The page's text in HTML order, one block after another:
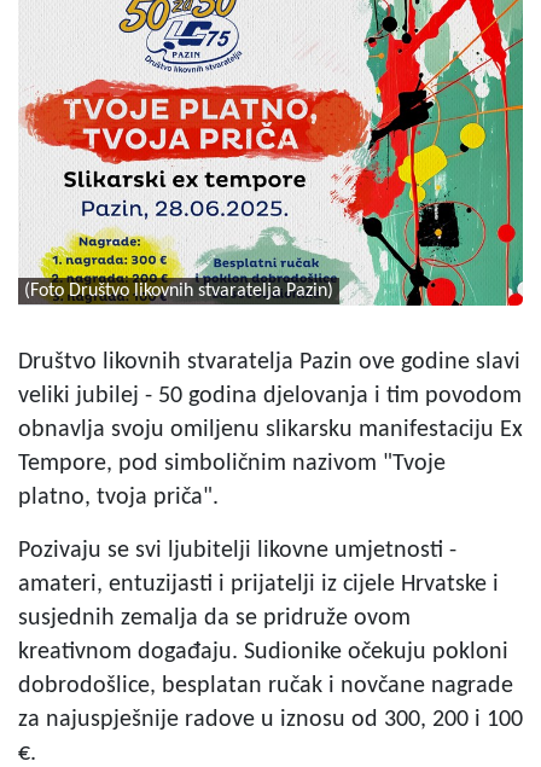
(Foto Društvo likovnih stvaratelja Pazin)
Društvo likovnih stvaratelja Pazin ove godine slavi
veliki jubilej - 50 godina djelovanja i tim povodom
obnavlja svoju omiljenu slikarsku manifestaciju Ex
Tempore, pod simboličnim nazivom "Tvoje
platno, tvoja priča".
Pozivaju se svi ljubitelji likovne umjetnosti -
amateri, entuzijasti i prijatelji iz cijele Hrvatske i
susjednih zemalja da se pridruže ovom
kreativnom događaju. Sudionike očekuju pokloni
dobrodošlice, besplatan ručak i novčane nagrade
za najuspješnije radove u iznosu od 300, 200 i 100
€.